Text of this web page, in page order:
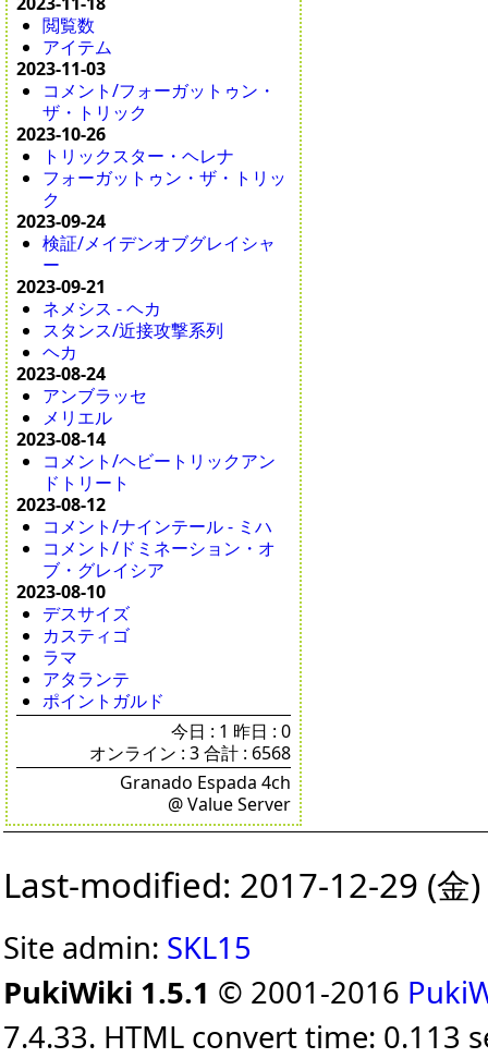
閲覧数
アイテム
2023-11-03
コメント/フォーガットゥン・
ザ・トリック
2023-10-26
トリックスター・ヘレナ
フォーガットゥン・ザ・トリッ
ク
2023-09-24
検証/メイデンオブグレイシャ
ー
2023-09-21
ネメシス - ヘカ
スタンス/近接攻撃系列
ヘカ
2023-08-24
アンブラッセ
メリエル
2023-08-14
コメント/ヘビートリックアン
ドトリート
2023-08-12
コメント/ナインテール - ミハ
コメント/ドミネーション・オ
ブ・グレイシア
2023-08-10
デスサイズ
カスティゴ
ラマ
アタランテ
ポイントガルド
今日 : 1 昨日 : 0
オンライン : 3 合計 : 6568
Granado Espada 4ch
@ Value Server
Last-modified: 2017-12-29 (金
Site admin: SKL15
PukiWiki 1.5.1 © 2001-2016
7.4.33. HTML convert time: 0.113